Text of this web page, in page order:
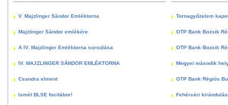
V. Majzlinger Sándor Emléktorna
Majzlinger Sándor emlékére
A IV. Majzlinger Emléktorna sorsolása
IV. MAJZLINGER SÁNDOR EMLÉKTORNA
Csandra elment
Ismét BLSE focitábor!
Tornagyőzelem
OTP Bank Bozsik
OTP Bank Bozsik
Megyei második
OTP Bank Régiós
Fehérvári kirándulás